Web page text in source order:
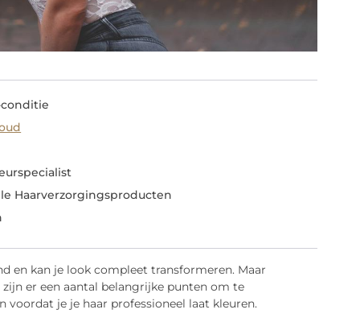
conditie
Haarverzorgingsproducten
en kan je look compleet transformeren. Maar
er een aantal belangrijke punten om te
je je haar professioneel laat kleuren.